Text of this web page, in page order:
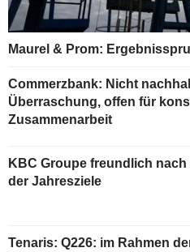
Maurel & Prom:
Commerzbank: Nicht
Überraschung, offen für
Zusammenarbeit
KBC Groupe freundlich
der Jahresziele
Tenaris: Q226: im Rahmen